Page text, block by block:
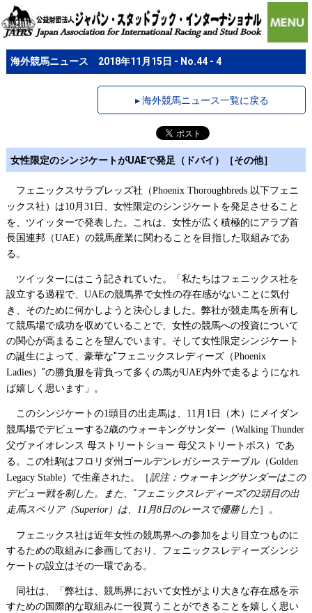
海外競馬ニュース 2018年11月15日 - No.44 - 4
▸ 海外競馬ニュース一覧に戻る
女性限定のシンジケートがUAEで発足（ドバイ）［その他］
フェニックスサラブレッズ社（Phoenix Thoroughbreds 以下フェニ
ックス社）は10月 31 日、女性限定のシンジケートを発足させること
を、ツイッターで発表した。これは、女性が広く積極的にアラブ首
長国連邦（UAE ）の競馬産業に関わることを目指した取組みであ
る。
ツイッターにはこう記されていた。「私たちはフェニックス社を
設立する過程で、 UAEの競馬界で女性の存在感がないことに気付
き、そのために何かしようと決心しました。弊社が競走馬を所有し
て競馬場で成功を収めていることで、女性の競馬への投資について
の関心が高まることを望んでいます。そして女性限定シンジケート
の誕生によって、豪華な"フェニックスレディーズ（Phoenix
Ladies）"の勝負服を背負って多くの馬がUAE内外で走るようになれ
ば嬉しく思います」。
このシンジケートの1頭目の出走馬は、 11 月 1 日（木）にメイダン
競馬場でデビューする2歳のウォーキングサンダー（Walking Thunder
父ヴァイオレンス 母ストリートショー 母父ストリートボス）であ
る。この牡駒はフロリダ州ゴールデンレガシーステーブル（Golden
Legacy Stable）で生産された。［訳注：ウォーキングサンダーはこの
デビュー戦を制した。また、"フェニックスレディーズ"の2頭目の出
走馬スペリア（Superior）は、 11 月8日のレースで優勝した］。
フェニックス社は近年女性の競馬界への参加をより目立つものに
するための取組みに参画しており、フェニックスレディーズシンジ
ケートの設立はその一環である。
同社は、「弊社は、競馬界において女性がより大きな存在感を示
すための国際的な取組みに一役買うことができることを嬉しく思い